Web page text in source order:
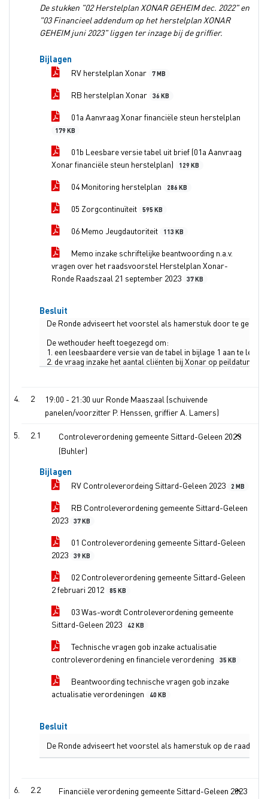
De stukken "02 Herstelplan XONAR GEHEIM dec. 2022" en
"03 Financieel addendum op het herstelplan XONAR
GEHEIM juni 2023" liggen ter inzage bij de griffier.
Bijlagen
RV herstelplan Xonar
7 MB
RB herstelplan Xonar 36 KB
01a Aanvraag Xonar financiële steun herstelplan
179 KB
01b Leesbare versie tabel uit brief (01a Aanvraag
Xonar financiële steun herstelplan)
129 KB
04 Monitoring herstelplan 286 KB
05 Zorgcontinuïteit 595 KB
06 Memo Jeugdautoriteit 113 KB
Memo inzake schriftelijke beantwoording n.a.v.
vragen over het raadsvoorstel Herstelplan Xonar-
Ronde Raadszaal 21 september 2023
37 KB
Besluit
De Ronde adviseert het voorstel als hamerstuk door te
De wethouder heeft toegezegd om:
1. een leesbaardere versie van de tabel in bijlage 1 aan te
2. de vraag inzake het aantal cliënten bij Xonar op
2
19:00 - 21:30 uur Ronde Maaszaal (schuivende
panelen/voorzitter P. Henssen, griffier A. Lamers)
2.1
Controleverordening gemeente Sittard-Geleen 2023
(Buhler)
Bijlagen
RV Controleverordeing Sittard-Geleen 2023
2 MB
RB Controleverordening gemeente Sittard-Geleen
2023
37 KB
01 Controleverordening gemeente Sittard-Geleen
2023
39 KB
02 Controleverordening gemeente Sittard-Geleen
2 februari 2012
85 KB
03 Was-wordt Controleverordening gemeente
Sittard-Geleen 2023
42 KB
Technische vragen gob inzake actualisatie
controleverordening en financiele verordening
35 KB
Beantwoording technische vragen gob inzake
actualisatie verordeningen
40 KB
Besluit
De Ronde adviseert het voorstel als hamerstuk op de
2.2
Financiële verordening gemeente Sittard-Geleen 2023